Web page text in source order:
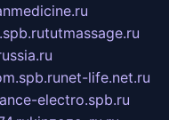
tutmassage.ru
net-life.net.ru
electro.spb.ru